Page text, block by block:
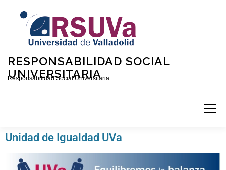
RESPONSABILIDAD SOCIAL
UNIVERSITARIA
Responsabilidad Social Universitaria
Menú
Unidad de Igualdad UVa